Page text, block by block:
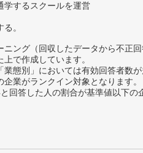
学するスクールを運営
。
ング（回収したデータから不正回
で作成しています。
態別」においては有効回答者数
業がランクイン対象となります。
答した人の割合が基準値以下の